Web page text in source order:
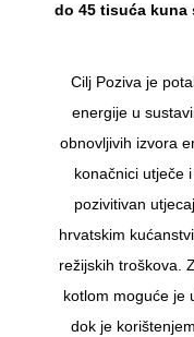
do 45 tisuća kuna
Cilj Poziva je
energije u
obnovljivih izvora
konačnici utječe
pozivitivan
hrvatskim
režijskih troškova.
kotlom moguće je
dok je